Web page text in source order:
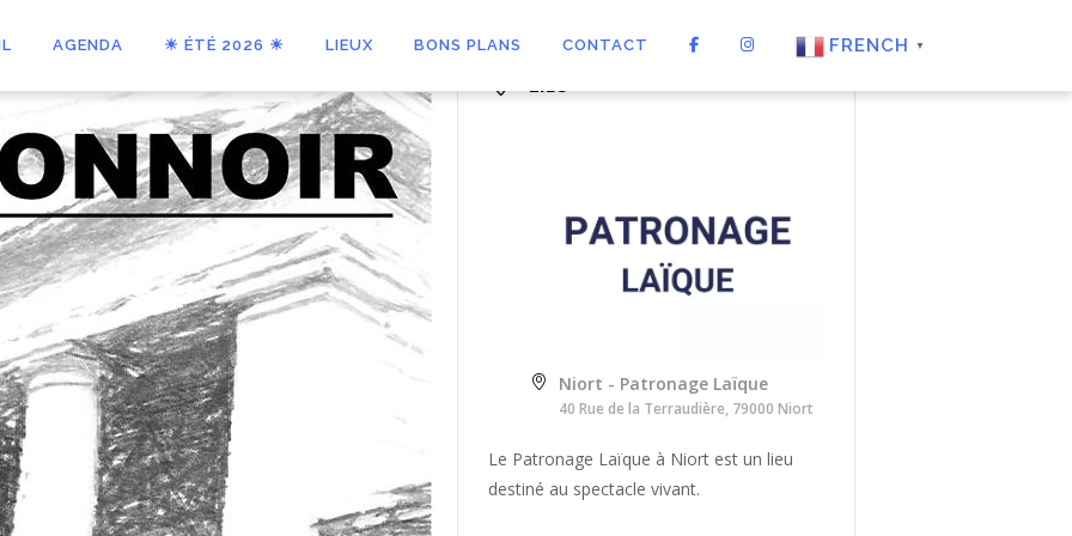
AGENDA ☀ ÉTÉ 2026 ☀ LIEUX BONS PLANS CONTACT FRENCH ▼
LIEU
Niort - Patronage Laïque
40 Rue de la Terraudière, 79000 Niort
Le Patronage Laïque à Niort est un lieu
destiné au spectacle vivant.